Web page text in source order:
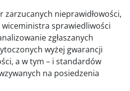
zarzucanych nieprawidłowości,
wiceministra sprawiedliwości
zgłaszanych
wyżej gwarancji
a w tym – i standardów
na posiedzenia